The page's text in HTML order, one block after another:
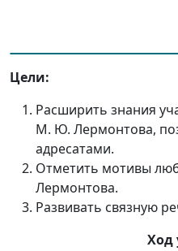
Цели:
Расширить знания
М. Ю. Лермонтова,
адресатами.
Отметить мотивы
Лермонтова.
Развивать связную
Ход